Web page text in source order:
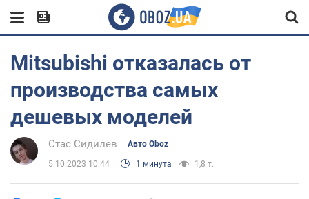
Mitsubishi отказалась от
производства самых
дешевых моделей
Стас Сидилев Авто Oboz
5.10.2023 10:44 1 минута 1,8 т.